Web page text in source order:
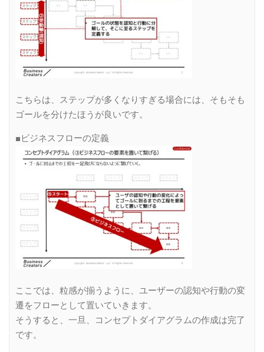
こちらは、ステップが多くなりすぎる場合には、そもそも
ゴールを分けたほうが良いです。
■ビジネスフローの定義
ここでは、粒感が揃うように、ユーザーの認知や行動の変
遷をフローとして置いていきます。
そうすると、一旦、コンセプトダイアグラムの作成は完了
です。